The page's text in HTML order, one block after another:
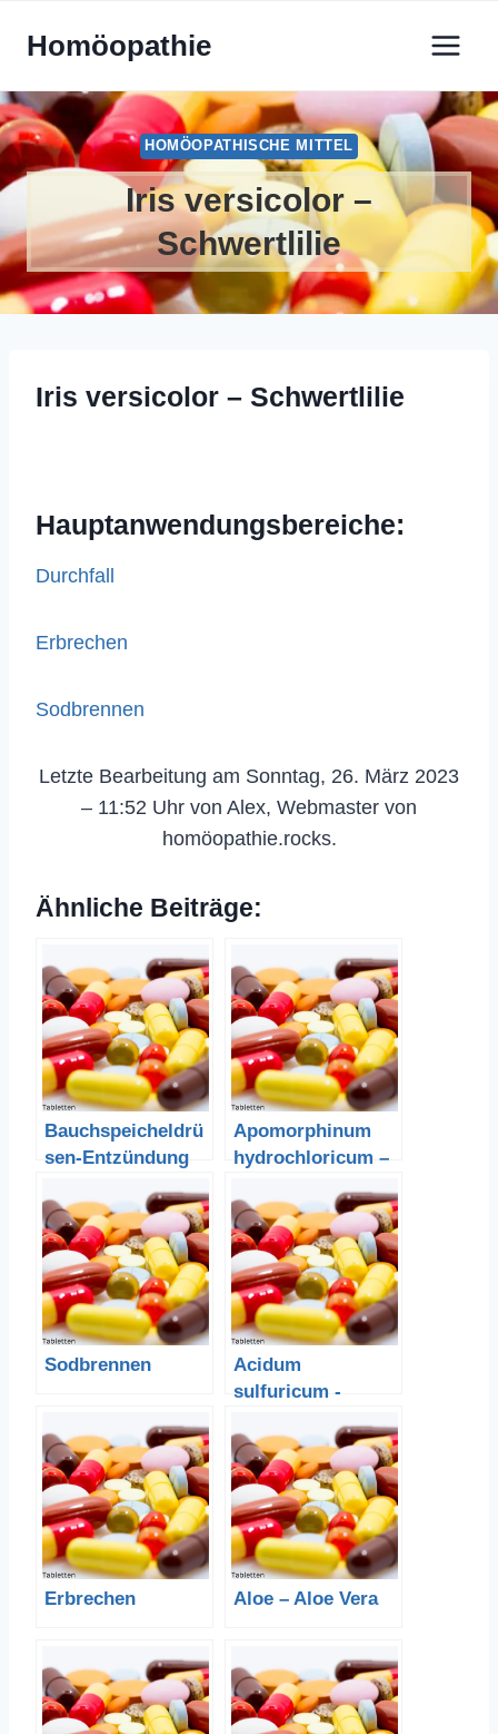
InhaltHomöopathie
HOMÖOPATHISCHE MITTEL
Iris versicolor –
Schwertlilie
Iris versicolor – Schwertlilie
Hauptanwendungsbereiche:
Durchfall
Erbrechen
Sodbrennen
Letzte Bearbeitung am Sonntag, 26. März 2023
– 11:52 Uhr von Alex, Webmaster von
homöopathie.rocks.
Ähnliche Beiträge:
Bauchspeicheldrü
sen-Entzündung
Apomorphinum
hydrochloricum –
chlorid
Sodbrennen
Acidum
sulfuricum -
Erbrechen Aloe – Aloe Vera